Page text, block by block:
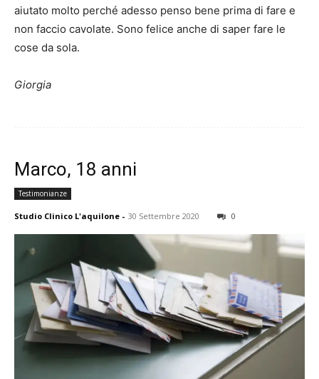
aiutato molto perché adesso penso bene prima di fare e
non faccio cavolate. Sono felice anche di saper fare le
cose da sola.
Giorgia
Marco, 18 anni
Testimonianze
Studio Clinico L'aquilone - 30 Settembre 2020 0